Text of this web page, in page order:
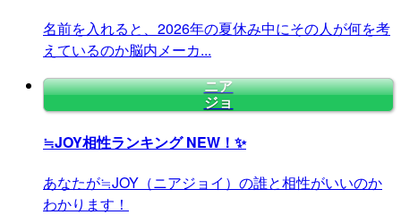
名前を入れると、2026年の夏休み中にその人が何を考
えているのか脳内メーカ...
ニア
ジョ
≒JOY相性ランキングNEW！✨
あなたが≒JOY（ニアジョイ）の誰と相性がいいのか
わかります！